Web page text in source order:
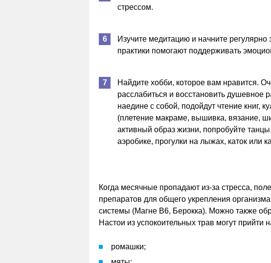
стрессом.
Изучите медитацию и начните
практики помогают поддерживать
Найдите хобби, которое вам нравится.
расслабиться и восстановить
наедине с собой, подойдут чтение книг,
(плетение макраме, вышивка, вязание,
активный образ жизни, попробуйте
аэробике, прогулки на лыжах, каток или
Когда месячные пропадают из-за стресса,
препаратов для общего укрепления
системы (Магне В6, Берокка). Можно также
Настои из успокоительных трав могут прийти
ромашки;